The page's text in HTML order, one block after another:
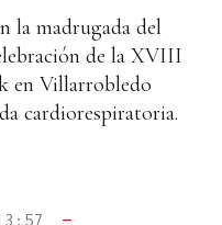
la madrugada del
de la XVIII
en Villarrobledo
cardiorespiratoria.
—